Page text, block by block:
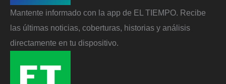
Mantente informado con la app de EL TIEMPO. Recibe
las últimas noticias, coberturas, historias y análisis
directamente en tu dispositivo.